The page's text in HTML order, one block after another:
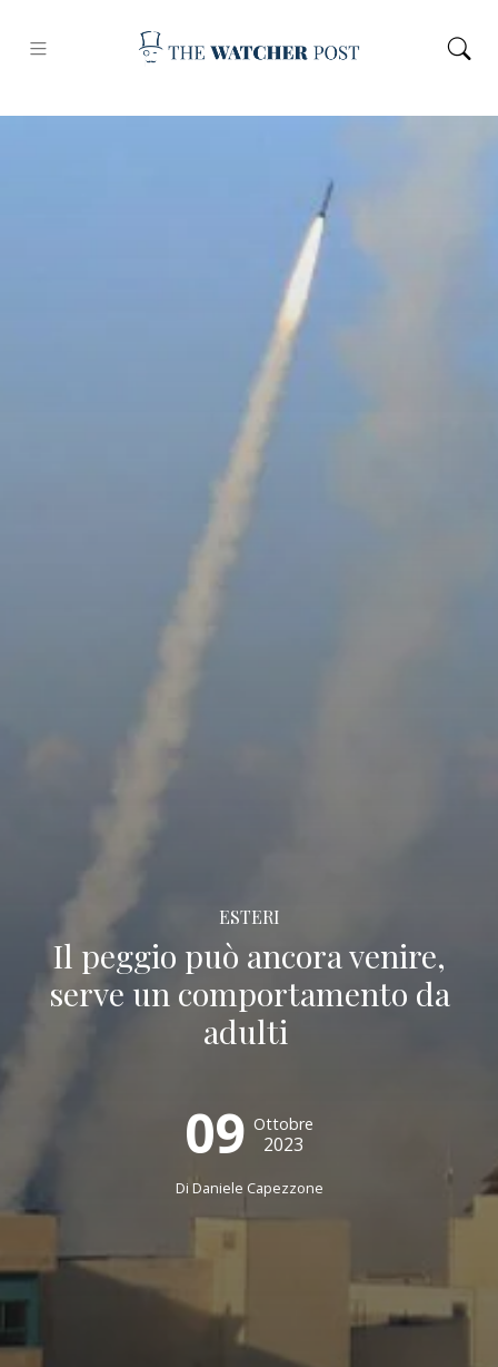
ESTERI
Il peggio può ancora venire,
serve un comportamento da
adulti
09 Ottobre
2023
Di Daniele Capezzone